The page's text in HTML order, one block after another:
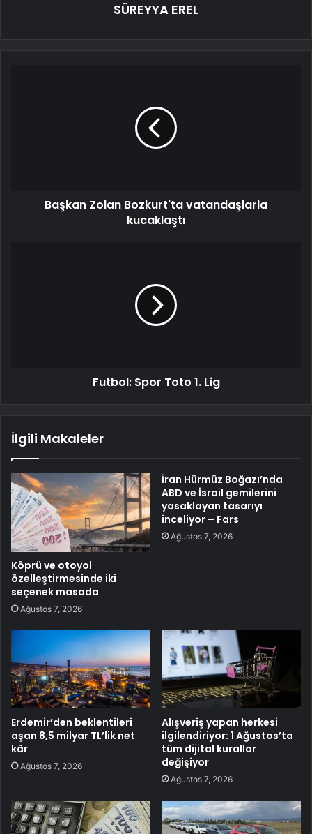
SÜREYYA EREL
Başkan Zolan Bozkurt'ta vatandaşlarla
kucaklaştı
Futbol: Spor Toto 1. Lig
İlgili Makaleler
Köprü ve otoyol
özelleştirmesinde iki
seçenek masada
Ağustos 7, 2026
İran Hürmüz Boğazı’nda
ABD ve İsrail gemilerini
yasaklayan tasarıyı
inceliyor – Fars
Ağustos 7, 2026
Erdemir’den beklentileri
aşan 8,5 milyar TL’lik net
kâr
Ağustos 7, 2026
Alışveriş yapan herkesi
ilgilendiriyor: 1 Ağustos’ta
tüm dijital kurallar
değişiyor
Ağustos 7, 2026